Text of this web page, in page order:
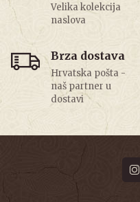
Velika kolekcija
naslova
Brza dostava
Hrvatska pošta -
naš partner u
dostavi